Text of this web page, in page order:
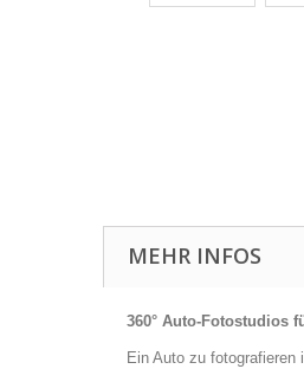
MEHR INFOS
360° Auto-Fotostudios
Ein Auto zu